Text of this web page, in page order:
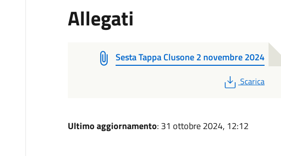
Allegati
Sesta Tappa Clusone 2 novembre 2024
PDF
Scarica
Ultimo aggiornamento: 31 ottobre 2024, 12:12